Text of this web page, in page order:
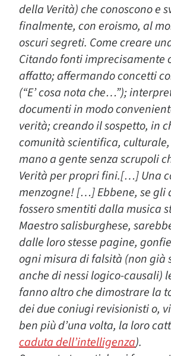
della Verità) che conoscono e
finalmente, con eroismo, al
oscuri segreti. Come creare
Citando fonti imprecisamente
affatto; affermando concetti
(“E’ cosa nota che…”);
documenti in modo
verità; creando il sospetto, in
comunità scientifica,
mano a gente senza scrupoli
Verità per propri fini.[…] Una
menzogne! […] Ebbene, se gli
fossero smentiti dalla musica
Maestro salisburghese,
dalle loro stesse pagine,
ogni misura di falsità (non già
anche di nessi logico-causali)
fanno altro che dimostrare la
dei due coniugi revisionisti o,
ben più d’una volta, la loro
caduta dell’intelligenza).